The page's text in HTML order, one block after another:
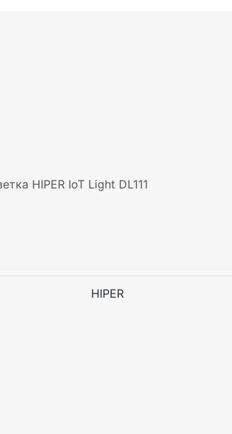
HIPER IoT Light DL111
HIPER